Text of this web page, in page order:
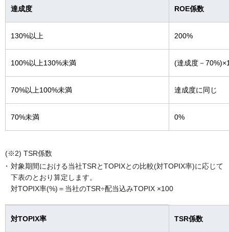
達成度 ROE係数
130%以上 200%
100%以上130%未満 (達成度－
70%以上100%未満 達成度に同じ
70%未満 0%
(※2) TSR係数
対象期間における当社TSRとTOPIXとの比較(対TOPIX率)に応じて
下表のとおり算定します。
対TOPIX率(%)＝当社のTSR÷配当込みTOPIX ×100
対TOPIX率 TSR係数